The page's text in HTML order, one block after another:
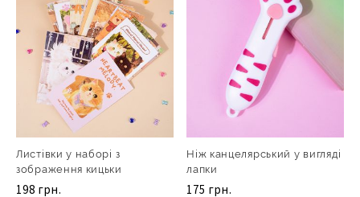
Листівки у наборі з
зображення кицьки
198 грн.
Ніж канцелярський у вигляді
лапки
175 грн.